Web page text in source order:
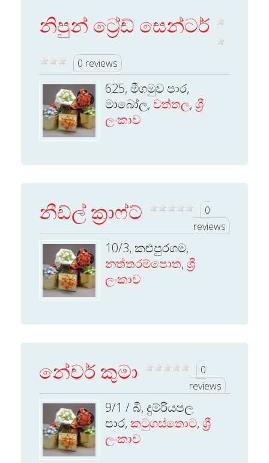
නිපුන් ට්‍රේඩ් සෙන්ටර්
0 reviews
625, මීගමුව පාර,
මාබෝල, වත්තල, ශ්‍රී
ලංකාව
නීඩ්ල් ක්‍රාෆ්ට්
0
reviews
10/3, කළුපුරගම,
නත්තරම්පොත, ශ්‍රී
ලංකාව
නේචර් කුමා
0
reviews
9/1 / බී, දුම්රියපල
පාර, කටුගස්තොට, ශ්‍රී
ලංකාව